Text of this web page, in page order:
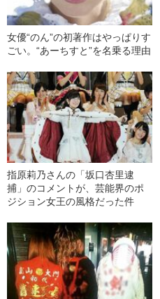
女優“のん”の初著作はやっぱりす
ごい。“あーちすと”を名乗る理由
指原莉乃さんの「坂口杏里逮
捕」のコメントが、芸能界のポ
ジション女王の風格だった件